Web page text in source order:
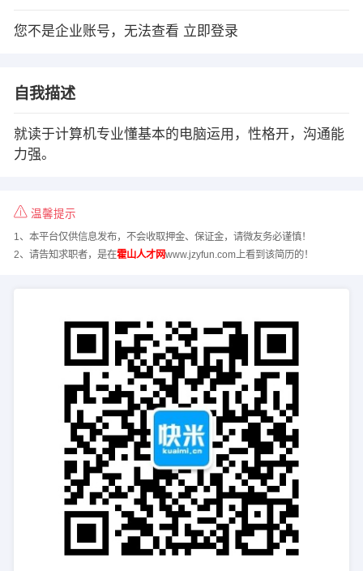
您不是企业账号，无法查看 立即登录
自我描述
就读于计算机专业懂基本的电脑运用，性格开，沟通能
力强。
温馨提示
1、本平台仅供信息发布，不会收取押金、保证金，请微友务必谨慎！
2、请告知求职者，是在霍山人才网www.jzyfun.com上看到该简历的！